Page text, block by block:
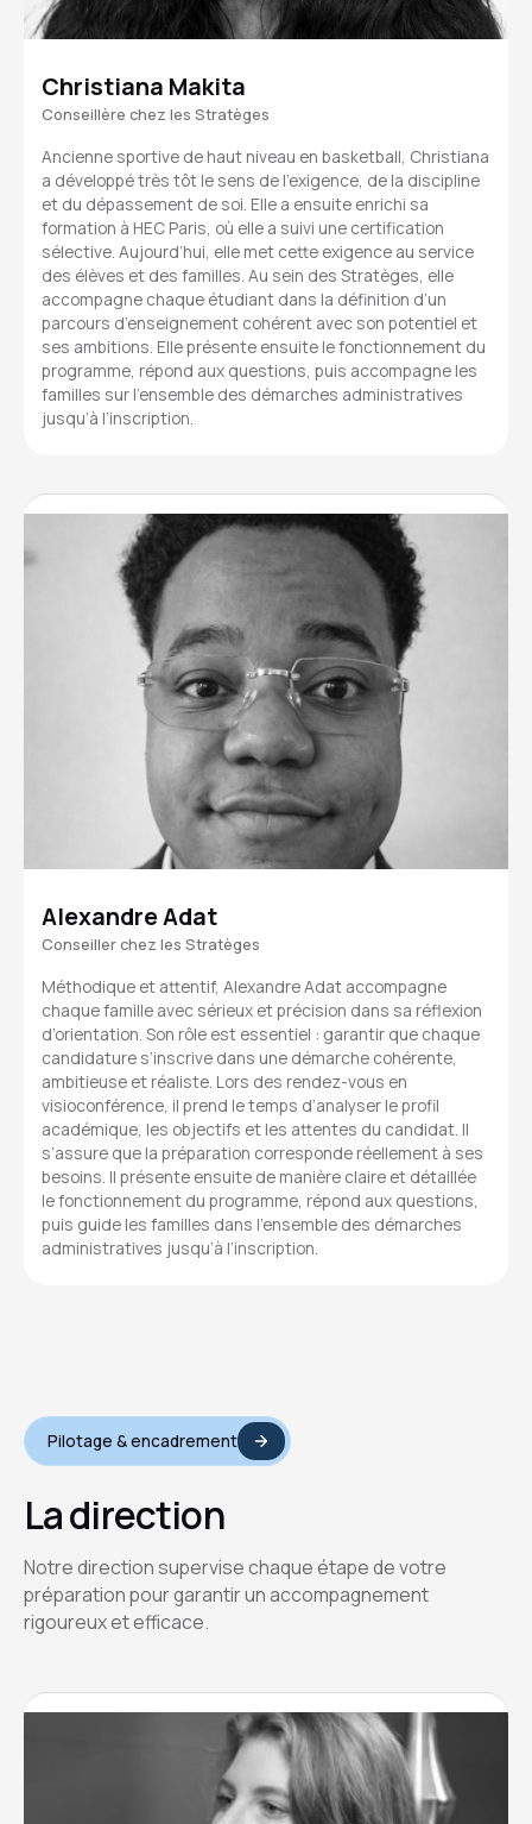
Christiana Makita
Conseillère chez les Stratèges
Ancienne sportive de haut niveau en basketball, Christiana
a développé très tôt le sens de l’exigence, de la discipline
et du dépassement de soi. Elle a ensuite enrichi sa
formation à HEC Paris, où elle a suivi une certification
sélective. Aujourd’hui, elle met cette exigence au service
des élèves et des familles. Au sein des Stratèges, elle
accompagne chaque étudiant dans la définition d’un
parcours d’enseignement cohérent avec son potentiel et
ses ambitions. Elle présente ensuite le fonctionnement du
programme, répond aux questions, puis accompagne les
familles sur l’ensemble des démarches administratives
jusqu’à l’inscription.
Alexandre Adat
Conseiller chez les Stratèges
Méthodique et attentif, Alexandre Adat accompagne
chaque famille avec sérieux et précision dans sa réflexion
d’orientation. Son rôle est essentiel : garantir que chaque
candidature s’inscrive dans une démarche cohérente,
ambitieuse et réaliste. Lors des rendez-vous en
visioconférence, il prend le temps d’analyser le profil
académique, les objectifs et les attentes du candidat. Il
s’assure que la préparation corresponde réellement à ses
besoins. Il présente ensuite de manière claire et détaillée
le fonctionnement du programme, répond aux questions,
puis guide les familles dans l’ensemble des démarches
administratives jusqu’à l’inscription.
Pilotage & encadrement
La direction
Notre direction supervise chaque étape de votre
préparation pour garantir un accompagnement
rigoureux et efficace.